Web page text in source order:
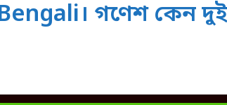
গণেশ কেন